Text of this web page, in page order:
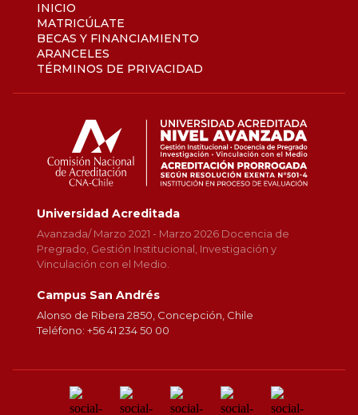
INICIO
MATRICÚLATE
BECAS Y FINANCIAMIENTO
ARANCELES
TÉRMINOS DE PRIVACIDAD
Universidad Acreditada
Avanzada/ Marzo 2021 - Marzo 2026 Docencia de
Pregrado, Gestión Institucional, Investigación y
Vinculación con el Medio.
Campus San Andrés
Alonso de Ribera 2850, Concepción, Chile
Teléfono: +56 41 234 50 00